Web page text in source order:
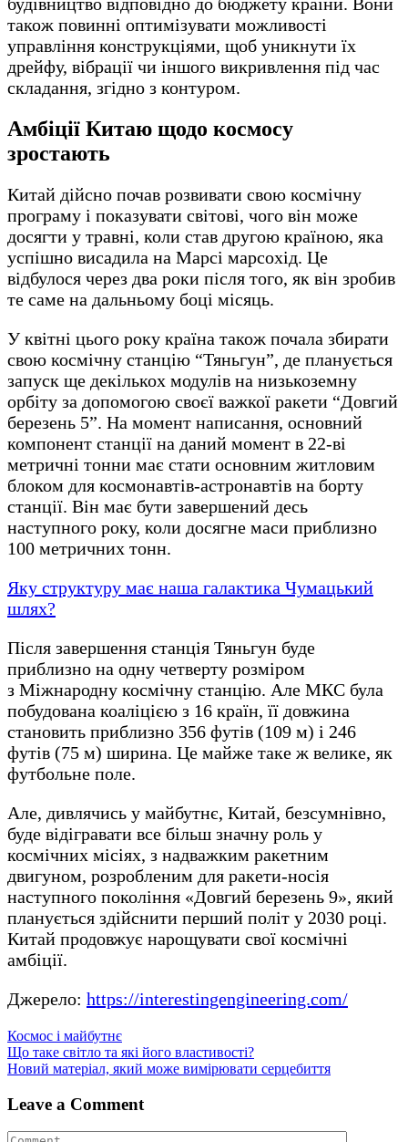
також повинні оптимізувати можливості
управління конструкціями, щоб уникнути їх
дрейфу, вібрації чи іншого викривлення під час
складання, згідно з контуром.
Амбіції Китаю щодо космосу
зростають
Китай дійсно почав розвивати свою космічну
програму і показувати світові, чого він може
досягти у травні, коли став другою країною, яка
успішно висадила на Марсі марсохід. Це
відбулося через два роки після того, як він зробив
те саме на дальньому боці місяць.
У квітні цього року країна також почала збирати
свою космічну станцію “Тяньгун”, де планується
запуск ще декількох модулів на низькоземну
орбіту за допомогою своєї важкої ракети “Довгий
березень 5”. На момент написання, основний
компонент станції на даний момент в 22-ві
метричні тонни має стати основним житловим
блоком для космонавтів-астронавтів на борту
станції. Він має бути завершений десь
наступного року, коли досягне маси приблизно
100 метричних тонн.
Яку структуру має наша галактика Чумацький
шлях?
Після завершення станція Тяньгун буде
приблизно на одну четверту розміром
з Міжнародну космічну станцію. Але МКС була
побудована коаліцією з 16 країн, її довжина
становить приблизно 356 футів (109 м) і 246
футів (75 м) ширина. Це майже таке ж велике, як
футбольне поле.
Але, дивлячись у майбутнє, Китай, безсумнівно,
буде відігравати все більш значну роль у
космічних місіях, з надважким ракетним
двигуном, розробленим для ракети-носія
наступного покоління «Довгий березень 9», який
планується здійснити перший політ у 2030 році.
Китай продовжує нарощувати свої космічні
амбіції.
Джерело: https://interestingengineering.com/
Космос і майбутнє
Навігація
записів
Що таке світло та які його властивості?
Новий матеріал, який може вимірювати серцебиття
Leave a Comment